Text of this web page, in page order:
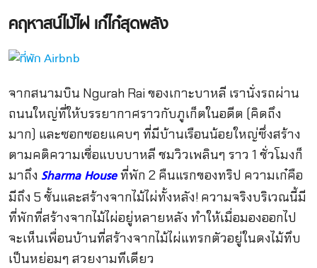
คฤหาสน์ไม้ไผ่ เก๋ไก๋สุดพลัง
จากสนามบิน Ngurah Rai ของเกาะบาหลี เรานั่งรถผ่าน
ถนนใหญ่ที่ให้บรรยากาศราวกับภูเก็ตในอดีต (คิดถึง
มาก) และซอกซอยแคบๆ ที่มีบ้านเรือนน้อยใหญ่ซึ่งสร้าง
ตามคติความเชื่อแบบบาหลี ชมวิวเพลินๆ ราว 1 ชั่วโมงก็
มาถึง Sharma Houseที่พัก 2 คืนแรกของทริป ความเก๋คือ
มีถึง 5 ชั้นและสร้างจากไม้ไผ่ทั้งหลัง! ความจริงบริเวณนี้มี
ที่พักที่สร้างจากไม้ไผ่อยู่หลายหลัง ทำให้เมื่อมองออกไป
จะเห็นเพื่อนบ้านที่สร้างจากไม้ไผ่แทรกตัวอยู่ในดงไม้ทึบ
เป็นหย่อมๆ สวยงามทีเดียว